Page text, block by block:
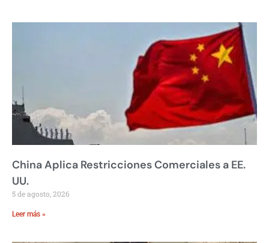
China Aplica Restricciones Comerciales a EE.
UU.
5 de agosto, 2026
Leer más »